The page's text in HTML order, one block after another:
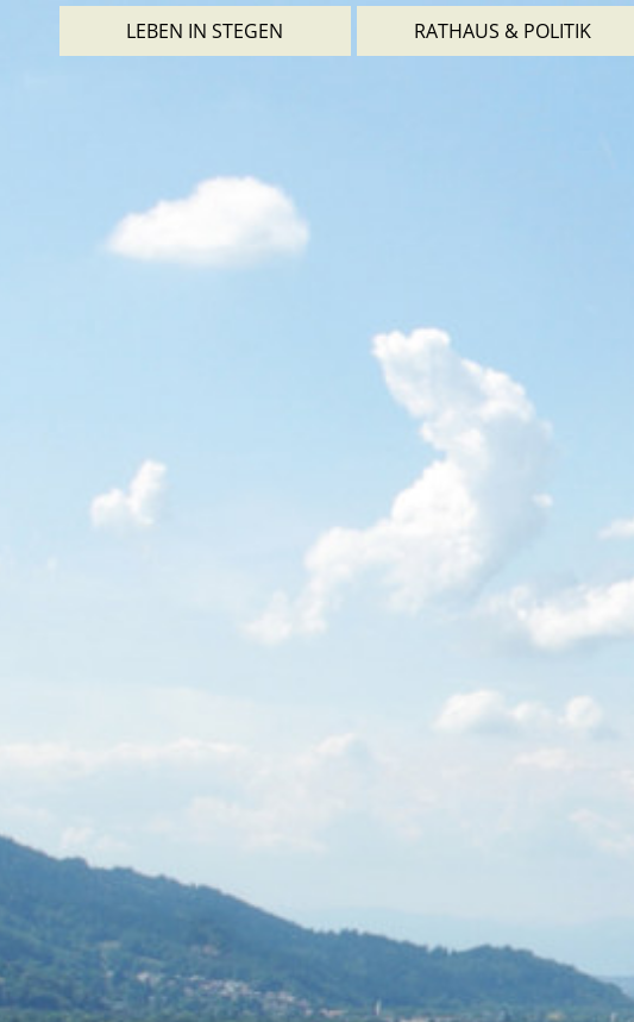
LEBEN IN STEGEN RATHAUS & POLITIK